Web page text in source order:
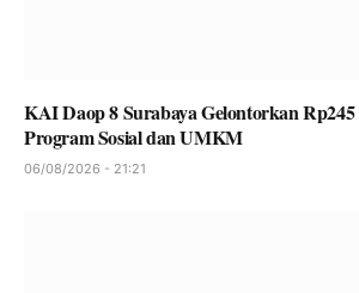
KAI Daop 8 Surabaya Gelontorkan
Program Sosial dan UMKM
06/08/2026 - 21:21